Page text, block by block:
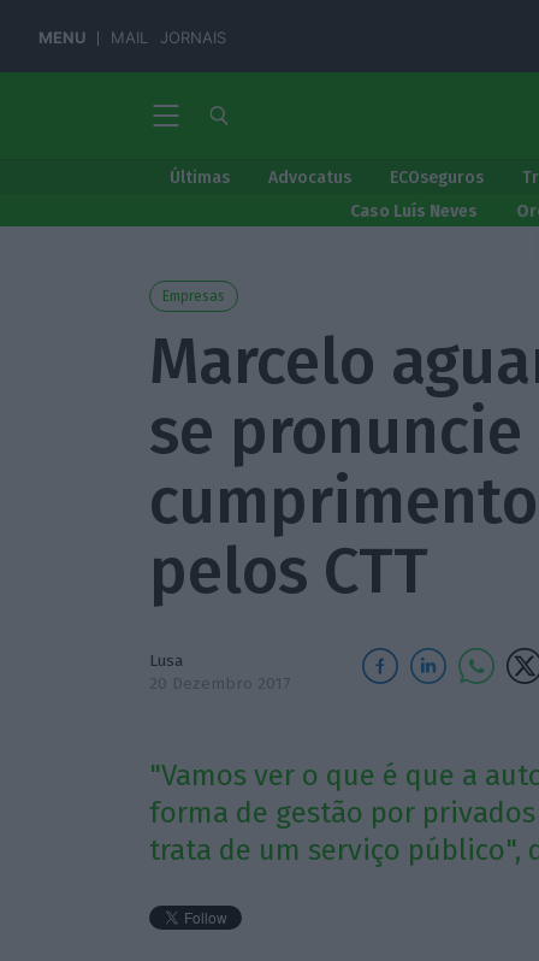
MENU MAIL JORNAIS
Últimas Advocatus ECOseguros
Caso Luís Neves
Empresas
Marcelo
se pronuncie
pelos CTT
Lusa
20 Dezembro 2017
"Vamos ver o que é que a
forma de gestão por
trata de um serviço público",